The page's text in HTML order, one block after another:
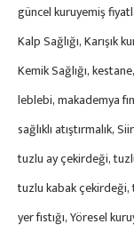
güncel kuruyemiş
Kalp Sağlığı Karışık
Kemik Sağlığı kestane
leblebi makademya
sağlıklı atıştırmalık
tuzlu ay çekirdeği
tuzlu kabak çekirdeği
yer fıstığı Yöresel